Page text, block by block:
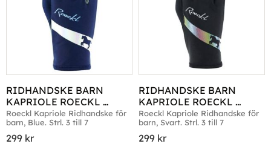
RIDHANDSKE BARN
KAPRIOLE ROECKL
PATRIOT BLUE
Roeckl Kapriole Ridhandske för
barn, Blue. Strl. 3 till 7
299 kr
RIDHANDSKE BARN
KAPRIOLE ROECKL
SVART
Roeckl Kapriole Ridhandske för
barn, Svart. Strl. 3 till 7
299 kr